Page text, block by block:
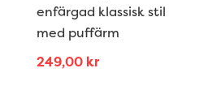
enfärgad klassisk stil
med puffärm
249,00 kr